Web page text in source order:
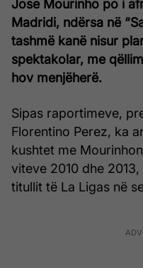
Jose Mourinho po i
Madridi, ndërsa në
tashmë kanë nisur
spektakolar, me
hov menjëherë.
Sipas raportimeve,
Florentino Perez, ka
kushtet me
viteve 2010 dhe
titullit të La Ligas në